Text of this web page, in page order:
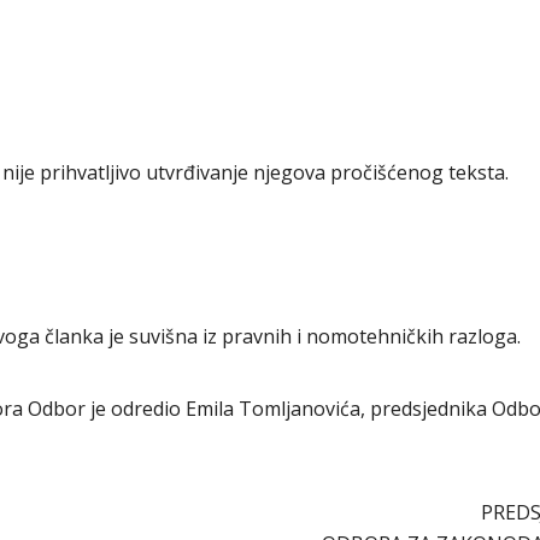
prihvatljivo utvrđivanje njegova pročišćenog teksta.
članka je suvišna iz pravnih i nomotehničkih razloga.
Odbor je odredio Emila Tomljanovića, predsjednika